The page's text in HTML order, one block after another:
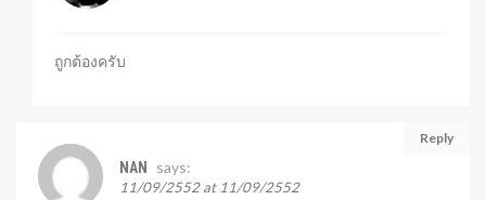
ถูกต้องครับ
Reply
NAN says:
11/09/2552 at 11/09/2552